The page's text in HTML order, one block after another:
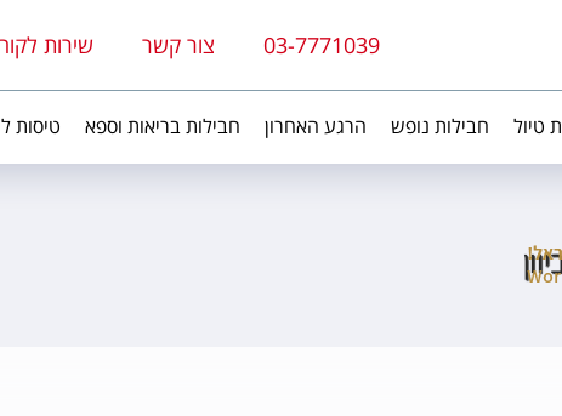
03-7771039 צור קשר שירות
טיול חבילות נופש הרגע האחרון חבילות בריאות וספא טיסות